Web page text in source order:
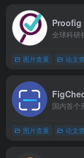
Proofig
图片查重 论文
图片查重 论文